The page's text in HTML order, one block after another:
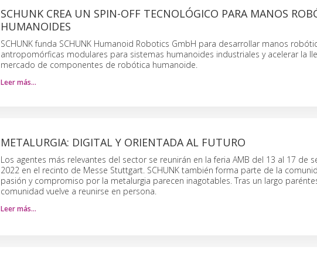
SCHUNK CREA UN SPIN-OFF TECNOLÓGICO PARA MANOS
HUMANOIDES
SCHUNK funda SCHUNK Humanoid Robotics GmbH para desarrollar manos
antropomórficas modulares para sistemas humanoides industriales y acelerar la
mercado de componentes de robótica humanoide.
Leer más…
METALURGIA: DIGITAL Y ORIENTADA AL FUTURO
Los agentes más relevantes del sector se reunirán en la feria AMB del 13 al 17 de
2022 en el recinto de Messe Stuttgart. SCHUNK también forma parte de la
pasión y compromiso por la metalurgia parecen inagotables. Tras un largo
comunidad vuelve a reunirse en persona.
Leer más…